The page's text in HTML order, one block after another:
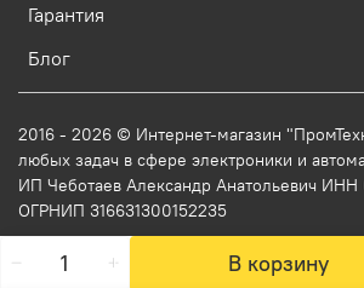
В корзину
Гарантия
Блог
2016 - 2026 © Интернет-магазин
любых задач в сфере электроники и
ИП Чеботаев Александр Анатольевич
ОГРНИП 316631300152235